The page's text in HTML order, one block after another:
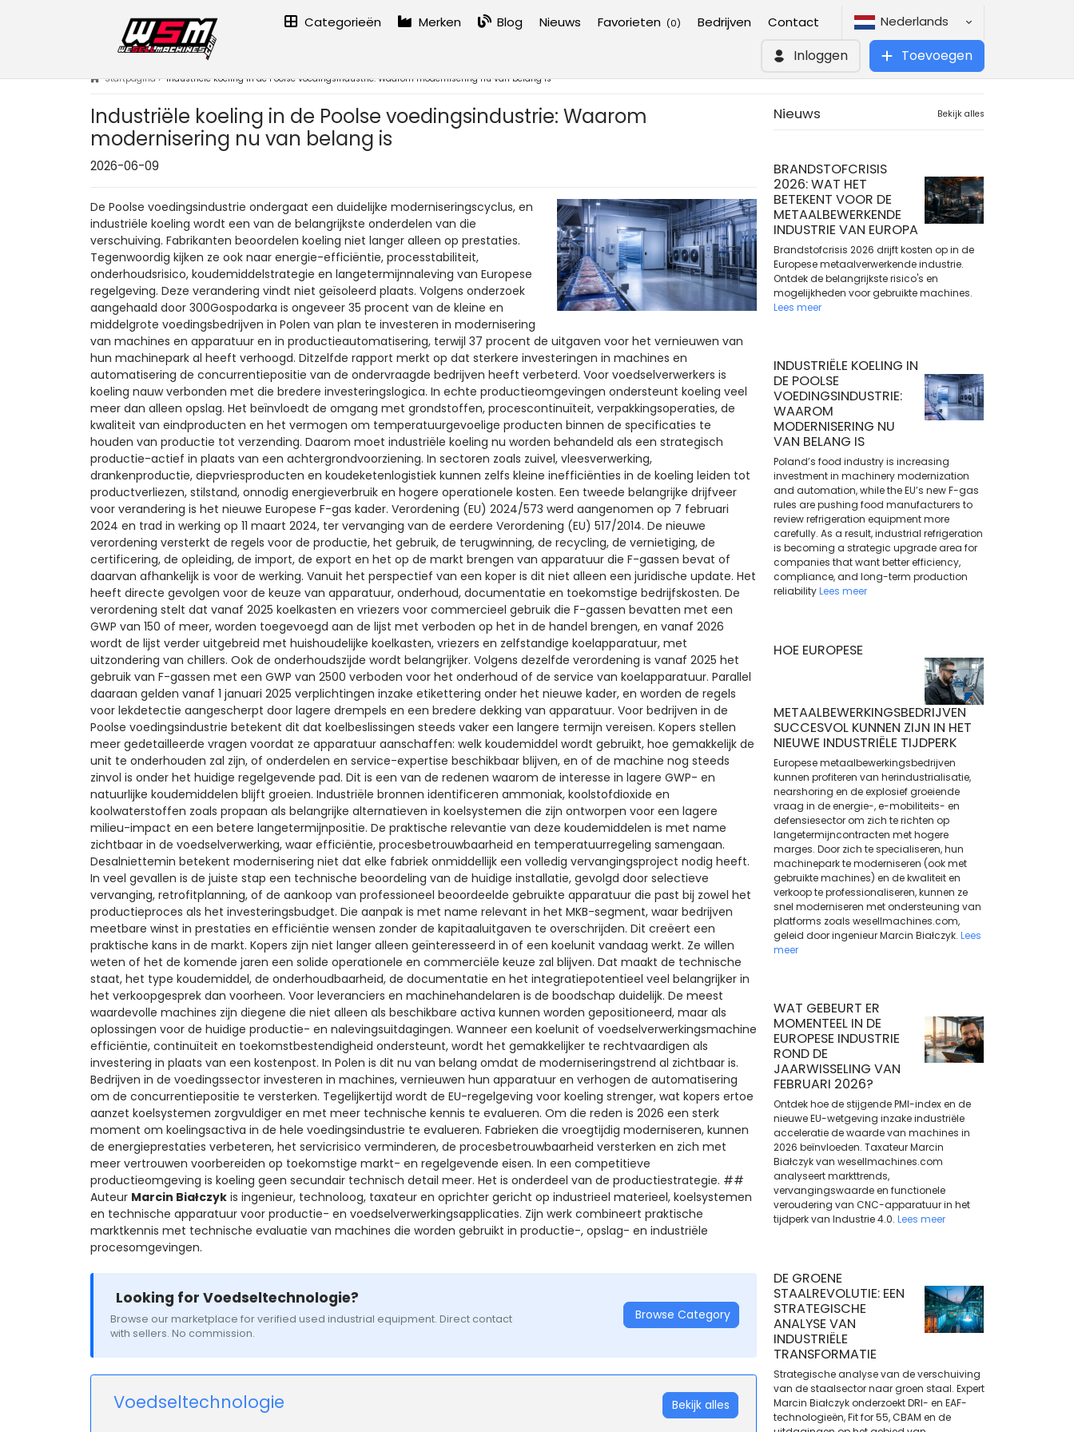
Categorieën Merken Blog Nieuws Favorieten (0) Bedrijven Contact Nederlands
Inloggen Toevoegen
Startpagina › Industriële koeling in de Poolse voedingsindustrie: Waarom modernisering nu van belang is
Industriële koeling in de Poolse voedingsindustrie: Waarom
modernisering nu van belang is
2026-06-09
De Poolse voedingsindustrie ondergaat een duidelijke moderniseringscyclus, en
industriële koeling wordt een van de belangrijkste onderdelen van die
verschuiving. Fabrikanten beoordelen koeling niet langer alleen op prestaties.
Tegenwoordig kijken ze ook naar energie-efficiëntie, processtabiliteit,
onderhoudsrisico, koudemiddelstrategie en langetermijnnaleving van Europese
regelgeving. Deze verandering vindt niet geïsoleerd plaats. Volgens onderzoek
aangehaald door 300Gospodarka is ongeveer 35 procent van de kleine en
middelgrote voedingsbedrijven in Polen van plan te investeren in modernisering
van machines en apparatuur en in productieautomatisering, terwijl 37 procent de uitgaven voor het vernieuwen van
hun machinepark al heeft verhoogd. Ditzelfde rapport merkt op dat sterkere investeringen in machines en
automatisering de concurrentiepositie van de ondervraagde bedrijven heeft verbeterd. Voor voedselverwerkers is
koeling nauw verbonden met die bredere investeringslogica. In echte productieomgevingen ondersteunt koeling veel
meer dan alleen opslag. Het beïnvloedt de omgang met grondstoffen, procescontinuïteit, verpakkingsoperaties, de
kwaliteit van eindproducten en het vermogen om temperatuurgevoelige producten binnen de specificaties te
houden van productie tot verzending. Daarom moet industriële koeling nu worden behandeld als een strategisch
productie-actief in plaats van een achtergrondvoorziening. In sectoren zoals zuivel, vleesverwerking,
drankenproductie, diepvriesproducten en koudeketenlogistiek kunnen zelfs kleine inefficiënties in de koeling leiden tot
productverliezen, stilstand, onnodig energieverbruik en hogere operationele kosten. Een tweede belangrijke drijfveer
voor verandering is het nieuwe Europese F-gas kader. Verordening (EU) 2024/573 werd aangenomen op 7 februari
2024 en trad in werking op 11 maart 2024, ter vervanging van de eerdere Verordening (EU) 517/2014. De nieuwe
verordening versterkt de regels voor de productie, het gebruik, de terugwinning, de recycling, de vernietiging, de
certificering, de opleiding, de import, de export en het op de markt brengen van apparatuur die F-gassen bevat of
daarvan afhankelijk is voor de werking. Vanuit het perspectief van een koper is dit niet alleen een juridische update. Het
heeft directe gevolgen voor de keuze van apparatuur, onderhoud, documentatie en toekomstige bedrijfskosten. De
verordening stelt dat vanaf 2025 koelkasten en vriezers voor commercieel gebruik die F-gassen bevatten met een
GWP van 150 of meer, worden toegevoegd aan de lijst met verboden op het in de handel brengen, en vanaf 2026
wordt de lijst verder uitgebreid met huishoudelijke koelkasten, vriezers en zelfstandige koelapparatuur, met
uitzondering van chillers. Ook de onderhoudszijde wordt belangrijker. Volgens dezelfde verordening is vanaf 2025 het
gebruik van F-gassen met een GWP van 2500 verboden voor het onderhoud of de service van koelapparatuur. Parallel
daaraan gelden vanaf 1 januari 2025 verplichtingen inzake etikettering onder het nieuwe kader, en worden de regels
voor lekdetectie aangescherpt door lagere drempels en een bredere dekking van apparatuur. Voor bedrijven in de
Poolse voedingsindustrie betekent dit dat koelbeslissingen steeds vaker een langere termijn vereisen. Kopers stellen
meer gedetailleerde vragen voordat ze apparatuur aanschaffen: welk koudemiddel wordt gebruikt, hoe gemakkelijk de
unit te onderhouden zal zijn, of onderdelen en service-expertise beschikbaar blijven, en of de machine nog steeds
zinvol is onder het huidige regelgevende pad. Dit is een van de redenen waarom de interesse in lagere GWP- en
natuurlijke koudemiddelen blijft groeien. Industriële bronnen identificeren ammoniak, koolstofdioxide en
koolwaterstoffen zoals propaan als belangrijke alternatieven in koelsystemen die zijn ontworpen voor een lagere
milieu-impact en een betere langetermijnpositie. De praktische relevantie van deze koudemiddelen is met name
zichtbaar in de voedselverwerking, waar efficiëntie, procesbetrouwbaarheid en temperatuurregeling samengaan.
Desalniettemin betekent modernisering niet dat elke fabriek onmiddellijk een volledig vervangingsproject nodig heeft.
In veel gevallen is de juiste stap een technische beoordeling van de huidige installatie, gevolgd door selectieve
vervanging, retrofitplanning, of de aankoop van professioneel beoordeelde gebruikte apparatuur die past bij zowel het
productieproces als het investeringsbudget. Die aanpak is met name relevant in het MKB-segment, waar bedrijven
meetbare winst in prestaties en efficiëntie wensen zonder de kapitaaluitgaven te overschrijden. Dit creëert een
praktische kans in de markt. Kopers zijn niet langer alleen geïnteresseerd in of een koelunit vandaag werkt. Ze willen
weten of het de komende jaren een solide operationele en commerciële keuze zal blijven. Dat maakt de technische
staat, het type koudemiddel, de onderhoudbaarheid, de documentatie en het integratiepotentieel veel belangrijker in
het verkoopgesprek dan voorheen. Voor leveranciers en machinehandelaren is de boodschap duidelijk. De meest
waardevolle machines zijn diegene die niet alleen als beschikbare activa kunnen worden gepositioneerd, maar als
oplossingen voor de huidige productie- en nalevingsuitdagingen. Wanneer een koelunit of voedselverwerkingsmachine
efficiëntie, continuïteit en toekomstbestendigheid ondersteunt, wordt het gemakkelijker te rechtvaardigen als
investering in plaats van een kostenpost. In Polen is dit nu van belang omdat de moderniseringstrend al zichtbaar is.
Bedrijven in de voedingssector investeren in machines, vernieuwen hun apparatuur en verhogen de automatisering
om de concurrentiepositie te versterken. Tegelijkertijd wordt de EU-regelgeving voor koeling strenger, wat kopers ertoe
aanzet koelsystemen zorgvuldiger en met meer technische kennis te evalueren. Om die reden is 2026 een sterk
moment om koelingsactiva in de hele voedingsindustrie te evalueren. Fabrieken die vroegtijdig moderniseren, kunnen
de energieprestaties verbeteren, het servicrisico verminderen, de procesbetrouwbaarheid versterken en zich met
meer vertrouwen voorbereiden op toekomstige markt- en regelgevende eisen. In een competitieve
productieomgeving is koeling geen secundair technisch detail meer. Het is onderdeel van de productiestrategie. ##
Auteur Marcin Białczykis ingenieur, technoloog, taxateur en oprichter gericht op industrieel materieel, koelsystemen
en technische apparatuur voor productie- en voedselverwerkingsapplicaties. Zijn werk combineert praktische
marktkennis met technische evaluatie van machines die worden gebruikt in productie-, opslag- en industriële
procesomgevingen.
Looking for Voedseltechnologie?
Browse our marketplace for verified used industrial equipment. Direct contact
with sellers. No commission.
Browse Category
Voedseltechnologie Bekijk alles
Bekijk alles
Nieuws
BRANDSTOFCRISIS
2026: WAT HET
BETEKENT VOOR DE
METAALBEWERKENDE
INDUSTRIE VAN EUROPA
Brandstofcrisis 2026 drijft kosten op in de
Europese metaalverwerkende industrie.
Ontdek de belangrijkste risico's en
mogelijkheden voor gebruikte machines.
Lees meer
INDUSTRIËLE KOELING IN
DE POOLSE
VOEDINGSINDUSTRIE:
WAAROM
MODERNISERING NU
VAN BELANG IS
Poland’s food industry is increasing
investment in machinery modernization
and automation, while the EU’s new F-gas
rules are pushing food manufacturers to
review refrigeration equipment more
carefully. As a result, industrial refrigeration
is becoming a strategic upgrade area for
companies that want better efficiency,
compliance, and long-term production
reliabilityLees meer
HOE EUROPESE
METAALBEWERKINGSBEDRIJVEN
SUCCESVOL KUNNEN ZIJN IN HET
NIEUWE INDUSTRIËLE TIJDPERK
Europese metaalbewerkingsbedrijven
kunnen profiteren van herindustrialisatie,
nearshoring en de explosief groeiende
vraag in de energie-, e-mobiliteits- en
defensiesector om zich te richten op
langetermijncontracten met hogere
marges. Door zich te specialiseren, hun
machinepark te moderniseren (ook met
gebruikte machines) en de kwaliteit en
verkoop te professionaliseren, kunnen ze
snel moderniseren met ondersteuning van
platforms zoals wesellmachines.com,
geleid door ingenieur Marcin Białczyk. Lees
meer
WAT GEBEURT ER
MOMENTEEL IN DE
EUROPESE INDUSTRIE
ROND DE
JAARWISSELING VAN
FEBRUARI 2026?
Ontdek hoe de stijgende PMI-index en de
nieuwe EU-wetgeving inzake industriële
acceleratie de waarde van machines in
2026 beïnvloeden. Taxateur Marcin
Białczyk van wesellmachines.com
analyseert markttrends,
vervangingswaarde en functionele
veroudering van CNC-apparatuur in het
tijdperk van Industrie 4.0. Lees meer
DE GROENE
STAALREVOLUTIE: EEN
STRATEGISCHE
ANALYSE VAN
INDUSTRIËLE
TRANSFORMATIE
Strategische analyse van de verschuiving
van de staalsector naar groen staal. Expert
Marcin Białczyk onderzoekt DRI- en EAF-
technologieën, Fit for 55, CBAM en de